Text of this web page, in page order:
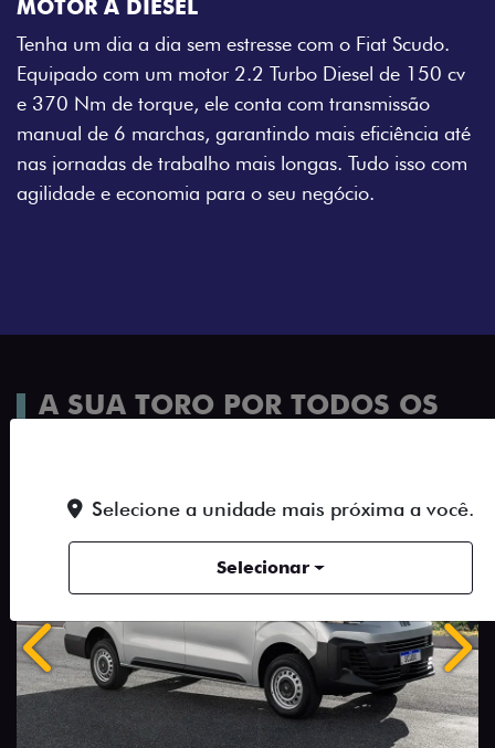
MOTOR A DIESEL
Tenha um dia a dia sem estresse com o Fiat Scudo.
Equipado com um motor 2.2 Turbo Diesel de 150 cv
e 370 Nm de torque, ele conta com transmissão
manual de 6 marchas, garantindo mais eficiência até
nas jornadas de trabalho mais longas. Tudo isso com
agilidade e economia para o seu negócio.
A SUA TORO POR TODOS OS
Anterior
Selecione a unidade mais próxima a você.
Selecionar